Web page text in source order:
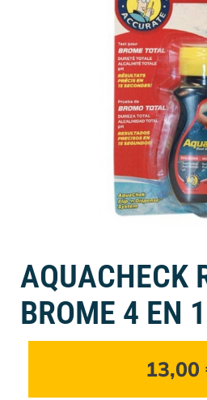
AQUACHECK
BROME 4 EN 1
13,00